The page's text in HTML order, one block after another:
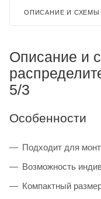
ОПИСАНИЕ И СХЕМЫ
Описание и
5/3
Особенности
Подходит для
Возможность
Компактный